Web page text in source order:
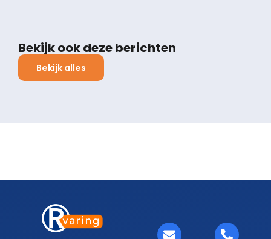
Bekijk ook deze berichten
Bekijk alles